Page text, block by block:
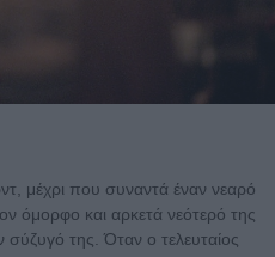
μέχρι που συναντά έναν νεαρό
όμορφο και αρκετά νεότερό της
σύζυγό της. Όταν ο τελευταίος